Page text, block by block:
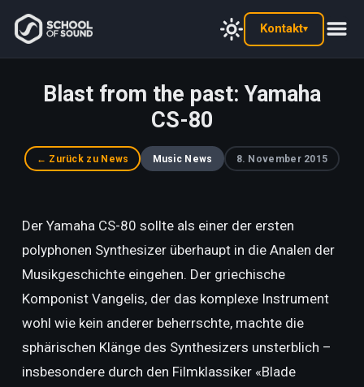
Kontakt▾
Blast from the past: Yamaha
CS-80
← Zurück zu News Music News 8. November 2015
Der Yamaha CS-80 sollte als einer der ersten
polyphonen Synthesizer überhaupt in die Analen der
Musikgeschichte eingehen. Der griechische
Komponist Vangelis, der das komplexe Instrument
wohl wie kein anderer beherrschte, machte die
sphärischen Klänge des Synthesizers unsterblich –
insbesondere durch den Filmklassiker «Blade